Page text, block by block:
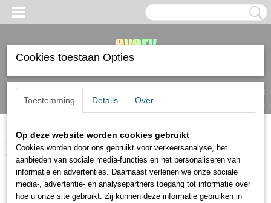
Inloggen Registreren
(0)
Home>papier>tekenpapier> Barista blend mix media papier A5 380
gram, 10 vel
Cookies toestaan Opties
Toestemming Details Over
Op deze website worden cookies gebruikt
Cookies worden door ons gebruikt voor verkeersanalyse, het
aanbieden van sociale media-functies en het personaliseren van
informatie en advertenties. Daarnaast verlenen we onze sociale
media-, advertentie- en analysepartners toegang tot informatie over
hoe u onze site gebruikt. Zij kunnen deze informatie gebruiken in